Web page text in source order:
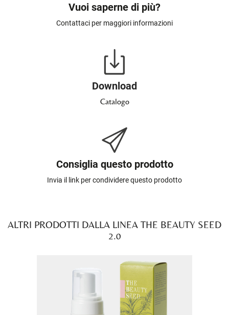
Vuoi saperne di più?
Contattaci per maggiori informazioni
Download
Catalogo
Consiglia questo prodotto
Invia il link per condividere questo prodotto
ALTRI PRODOTTI DALLA LINEA THE BEAUTY SEED
2.0